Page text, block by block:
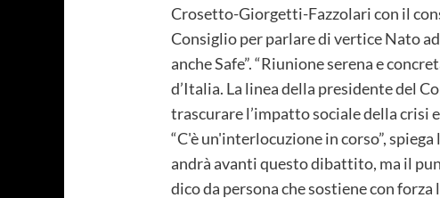
Crosetto-Giorgetti-Fazzolari con il
Consiglio per parlare di vertice Nato
anche Safe”. “Riunione serena e
d’Italia. La linea della presidente del
trascurare l’impatto sociale della crisi
“C'è un'interlocuzione in corso”,
andrà avanti questo dibattito, ma il
dico da persona che sostiene con